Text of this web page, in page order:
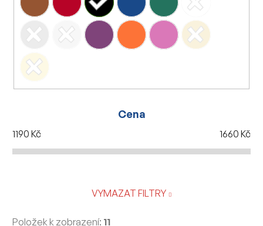
Cena
1190 Kč 1660 Kč
VYMAZAT FILTRY
Položek k zobrazení: 11